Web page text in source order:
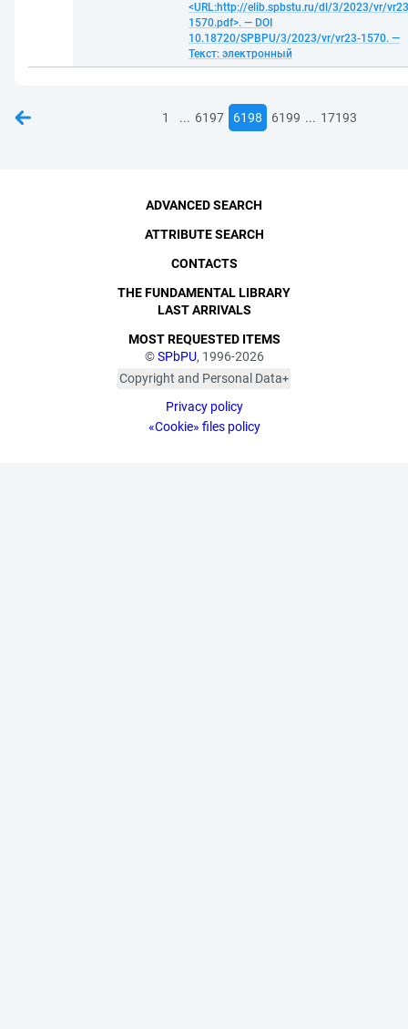
<URL:http://elib.spbstu.ru/dl/3/2023/vr/
1570.pdf>. — DOI
10.18720/SPBPU/3/2023/vr/vr23-1570. —
Текст: электронный
1 ... 6197 6198 6199 ... 17193
©SPbPU, 1996-2026
Copyright and Personal Data
published with the
consent of the individuals
Privacy policy
«Cookie» files policy
ADVANCED SEARCH
ATTRIBUTE SEARCH
CONTACTS
THE FUNDAMENTAL LIBRARY
LAST ARRIVALS
MOST REQUESTED ITEMS